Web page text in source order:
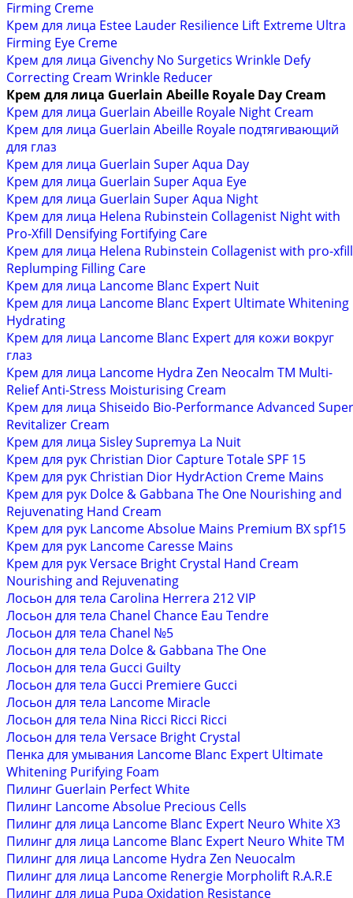
Firming Creme
Крем для лица Estee Lauder Resilience Lift Extreme Ultra
Firming Eye Creme
Крем для лица Givenchy No Surgetics Wrinkle Defy
Correcting Cream Wrinkle Reducer
Крем для лица Guerlain Abeille Royale Day Cream
Крем для лица Guerlain Abeille Royale Night Cream
Крем для лица Guerlain Abeille Royale подтягивающий
для глаз
Крем для лица Guerlain Super Aqua Day
Крем для лица Guerlain Super Aqua Eye
Крем для лица Guerlain Super Aqua Night
Крем для лица Helena Rubinstein Collagenist Night with
Pro-Xfill Densifying Fortifying Care
Крем для лица Helena Rubinstein Collagenist with pro-xfill
Replumping Filling Care
Крем для лица Lancome Blanc Expert Nuit
Крем для лица Lancome Blanc Expert Ultimate Whitening
Hydrating
Крем для лица Lancome Blanc Expert для кожи вокруг
глаз
Крем для лица Lancome Hydra Zen Neocalm TM Multi-
Relief Anti-Stress Moisturising Cream
Крем для лица Shiseido Bio-Performance Advanced Super
Revitalizer Cream
Крем для лица Sisley Supremya La Nuit
Крем для рук Christian Dior Capture Totale SPF 15
Крем для рук Christian Dior HydrAction Creme Mains
Крем для рук Dolce & Gabbana The One Nourishing and
Rejuvenating Hand Cream
Крем для рук Lancome Absolue Mains Premium BX spf15
Крем для рук Lancome Caresse Mains
Крем для рук Versace Bright Crystal Hand Cream
Nourishing and Rejuvenating
Лосьон для тела Carolina Herrera 212 VIP
Лосьон для тела Chanel Chance Eau Tendre
Лосьон для тела Chanel №5
Лосьон для тела Dolce & Gabbana The One
Лосьон для тела Gucci Guilty
Лосьон для тела Gucci Premiere Gucci
Лосьон для тела Lancome Miracle
Лосьон для тела Nina Ricci Ricci Ricci
Лосьон для тела Versace Bright Crystal
Пенка для умывания Lancome Blanc Expert Ultimate
Whitening Purifying Foam
Пилинг Guerlain Perfect White
Пилинг Lancome Absolue Precious Cells
Пилинг для лица Lancome Blanc Expert Neuro White X3
Пилинг для лица Lancome Blanc Expert Neuro White ТМ
Пилинг для лица Lancome Hydra Zen Neuocalm
Пилинг для лица Lancome Renergie Morpholift R.A.R.E
Пилинг для лица Pupa Oxidation Resistance